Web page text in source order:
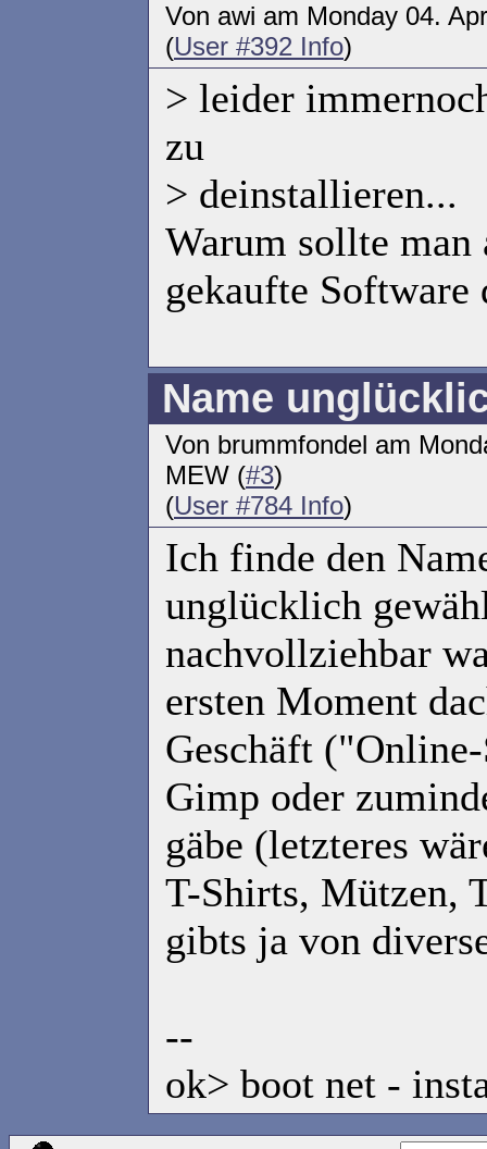
Von awi am Monday 04.
(User #392 Info)
> leider
zu
> deinstallieren...
Warum sollte man
gekaufte Software
Name
Von brummfondel am
MEW (#3)
(User #784 Info)
Ich finde den
unglücklich
nachvollziehbar
ersten Moment
Geschäft
Gimp oder
gäbe (letzteres
T-Shirts, Mützen,
gibts ja von
--
ok> boot net -